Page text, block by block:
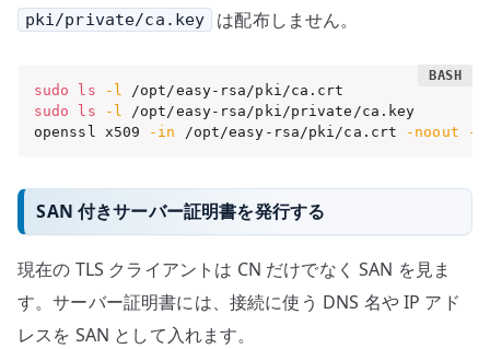
pki/private/ca.key は配布しません。
sudo ls -l
sudo
ls -l
/opt/easy-rsa/pki/private/ca.key
openssl x509
-in /opt/easy-rsa/pki/ca.crt -noout -
SAN 付きサーバー証明書を発行する
現在の TLS クライアントは CN だけでなく SAN を見ま
す。サーバー証明書には、接続に使う DNS 名や IP アド
レスを SAN として入れます。